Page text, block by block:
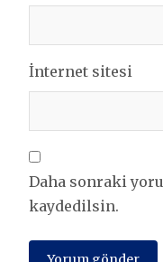
İnternet sitesi
Daha sonraki
kaydedilsin.